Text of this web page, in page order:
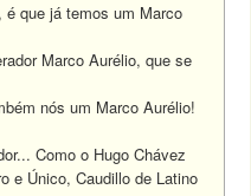
que já temos um Marco
Marco Aurélio, que se
nós um Marco Aurélio!
Como o Hugo Chávez
e Único, Caudillo de Latino